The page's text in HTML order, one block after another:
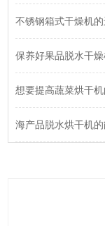
不锈钢箱式干燥机
保养好果品脱水干
想要提高蔬菜烘干
海产品脱水烘干机